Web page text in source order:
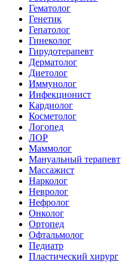
Гематолог
Генетик
Гепатолог
Гинеколог
Гирудотерапевт
Дерматолог
Диетолог
Иммунолог
Инфекционист
Кардиолог
Косметолог
Логопед
ЛОР
Маммолог
Мануальный терапевт
Массажист
Нарколог
Невролог
Нефролог
Онколог
Ортопед
Офтальмолог
Педиатр
Пластический хирург